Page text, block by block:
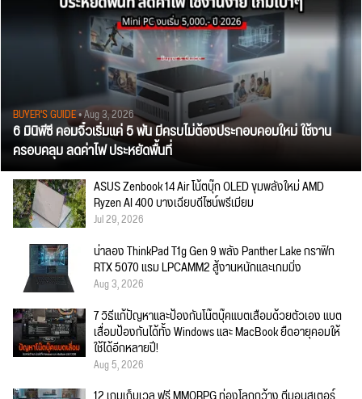
BUYER'S GUIDE• Aug 3, 2026
6 มินิพีซี คอมจิ๋วเริ่มแค่ 5 พัน มีครบไม่ต้องประกอบคอมใหม่ ใช้งาน
ครอบคลุม ลดค่าไฟ ประหยัดพื้นที่
ASUS Zenbook 14 Air โน้ตบุ๊ก OLED ขุมพลังใหม่ AMD
Ryzen AI 400 บางเฉียบดีไซน์พรีเมียม
Jul 29, 2026
น่าลอง ThinkPad T1g Gen 9 พลัง Panther Lake กราฟิก
RTX 5070 แรม LPCAMM2 สู้งานหนักและเกมมิ่ง
Aug 3, 2026
7 วิธีแก้ปัญหาและป้องกันโน๊ตบุ๊คแบตเสื่อมด้วยตัวเอง แบต
เสื่อมป้องกันได้ทั้ง Windows และ MacBook ยืดอายุคอมให้
ใช้ได้อีกหลายปี!
Aug 5, 2026